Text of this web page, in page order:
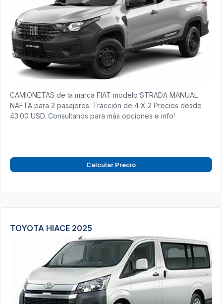
CAMIONETAS de la marca FIAT modelo STRADA MANUAL
NAFTA para 2 pasajeros. Tracción de 4 X 2 Precios desde
43.00 USD. Consultanos para más opciones e info!
Calcular Precio
TOYOTA HIACE 2025